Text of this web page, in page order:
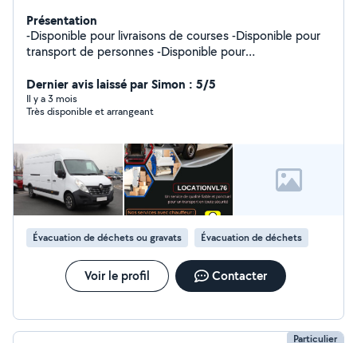
Présentation
-Disponible pour livraisons de courses -Disponible pour
transport de personnes -Disponible pour
Dernier avis laissé par Simon : 5/5
Il y a 3 mois
Très disponible et arrangeant
Évacuation de déchets ou gravats Évacuation de déchets
Voir le profil Contacter
Particulier